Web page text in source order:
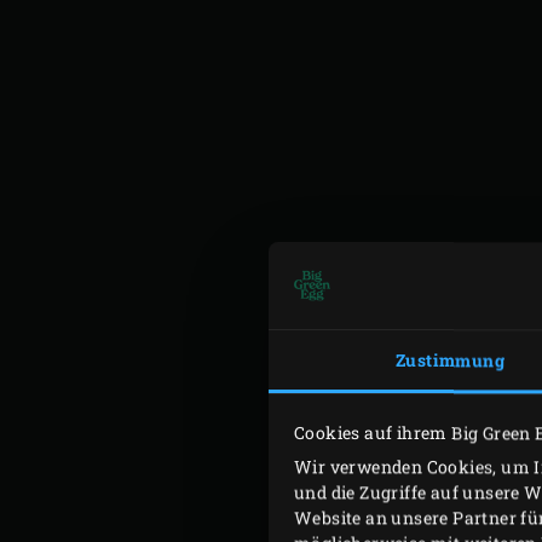
Zustimmung
Cookies auf ihrem Big Green
Wir verwenden Cookies, um
und die Zugriffe auf unsere
Website an unsere Partner
Die Kartoffeln schälen
und die Kartoffeln
Wasser in einem Topf
in einem Topf mit
Die grünen Bohnen
abkühlen lassen. Die Eier